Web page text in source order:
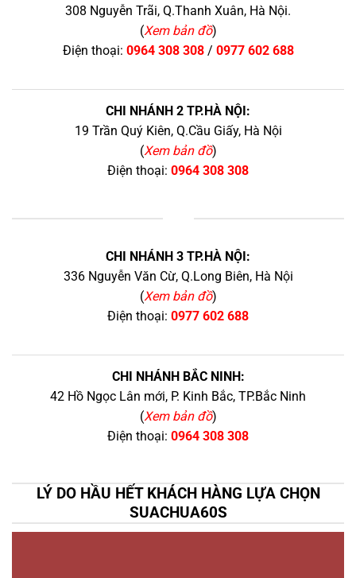
308 Nguyễn Trãi, Q.Thanh Xuân, Hà Nội.
(Xem bản đồ)
Điện thoại: 0964 308 308/ 0977 602 688
CHI NHÁNH 2 TP.HÀ NỘI:
19 Trần Quý Kiên, Q.Cầu Giấy, Hà Nội
(Xem bản đồ)
Điện thoại: 0964 308 308
CHI NHÁNH 3 TP.HÀ NỘI:
336 Nguyễn Văn Cừ, Q.Long Biên, Hà Nội
(Xem bản đồ)
Điện thoại: 0977 602 688
CHI NHÁNH BẮC NINH:
42 Hồ Ngọc Lân mới, P. Kinh Bắc, TP.Bắc Ninh
(Xem bản đồ)
Điện thoại: 0964 308 308
LÝ DO HẦU HẾT KHÁCH HÀNG LỰA CHỌN
SUACHUA60S